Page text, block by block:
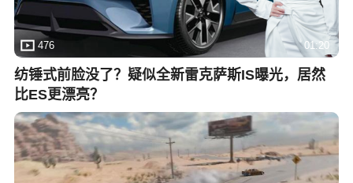
476 01:20
纺锤式前脸没了？疑似全新雷克萨斯IS曝光，居然
比ES更漂亮？